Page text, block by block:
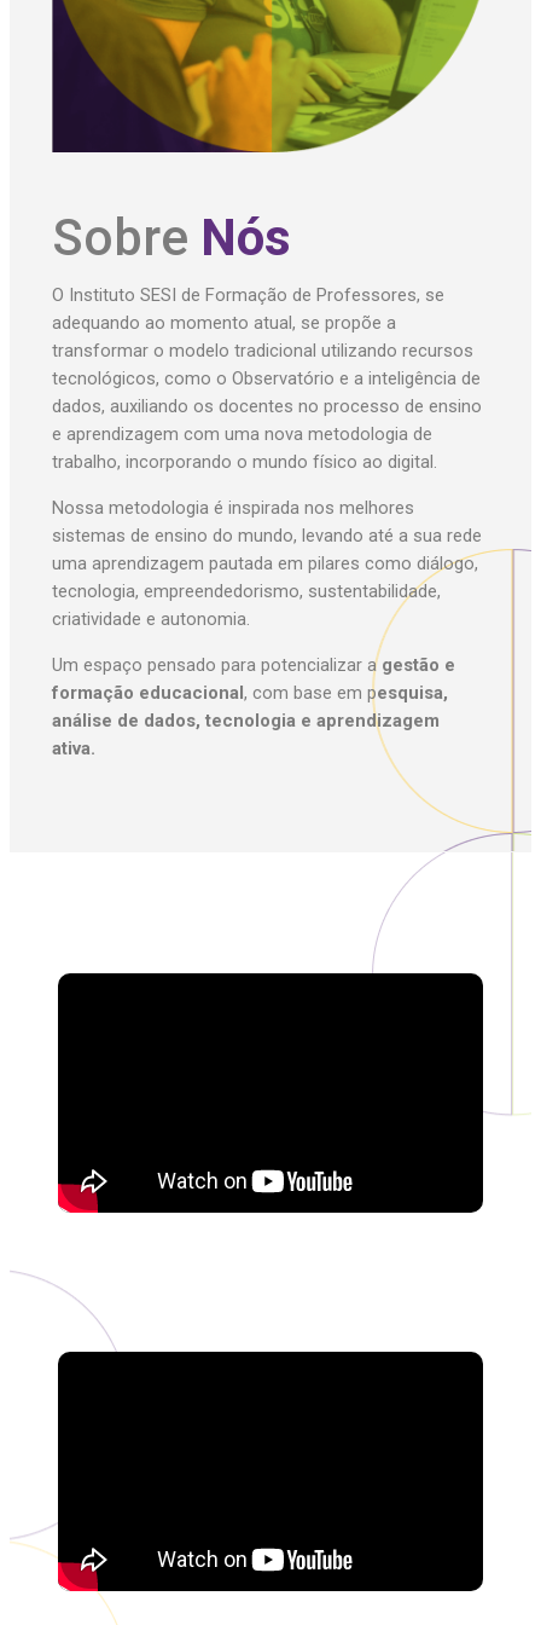
Sobre Nós
O Instituto SESI de Formação de Professores, se
adequando ao momento atual, se propõe a
transformar o modelo tradicional utilizando recursos
tecnológicos, como o Observatório e a inteligência de
dados, auxiliando os docentes no processo de ensino
e aprendizagem com uma nova metodologia de
trabalho, incorporando o mundo físico ao digital.
Nossa metodologia é inspirada nos melhores
sistemas de ensino do mundo, levando até a sua rede
uma aprendizagem pautada em pilares como diálogo,
tecnologia, empreendedorismo, sustentabilidade,
criatividade e autonomia.
Um espaço pensado para potencializar agestão e
formação educacional, com base em pesquisa,
análise de dados, tecnologia e aprendizagem
ativa.